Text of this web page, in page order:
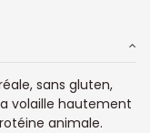
sans gluten,
volaille hautement
animale.